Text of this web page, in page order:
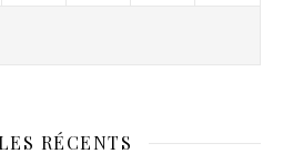
RÉCENTS